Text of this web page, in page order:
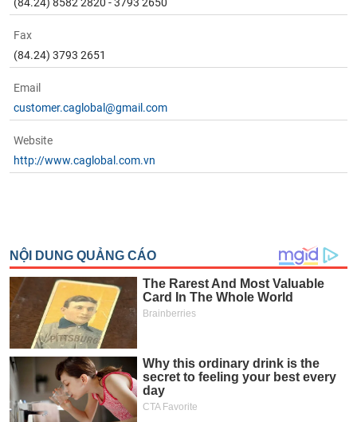
Fax
(84.24) 3793 2651
Email
customer.caglobal@gmail.com
Website
http://www.caglobal.com.vn
chính